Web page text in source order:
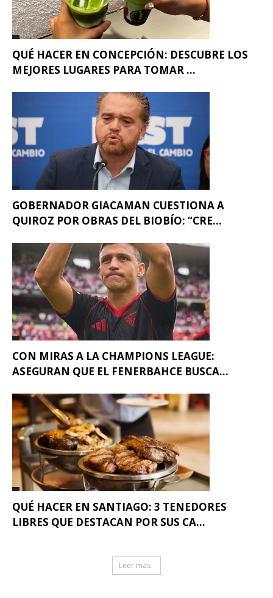
QUÉ HACER EN CONCEPCIÓN: DESCUBRE LOS
MEJORES LUGARES PARA TOMAR ...
GOBERNADOR GIACAMAN CUESTIONA A
QUIROZ POR OBRAS DEL BIOBÍO: “CRE...
CON MIRAS A LA CHAMPIONS LEAGUE:
ASEGURAN QUE EL FENERBAHCE BUSCA...
QUÉ HACER EN SANTIAGO: 3 TENEDORES
LIBRES QUE DESTACAN POR SUS CA...
Leer mas